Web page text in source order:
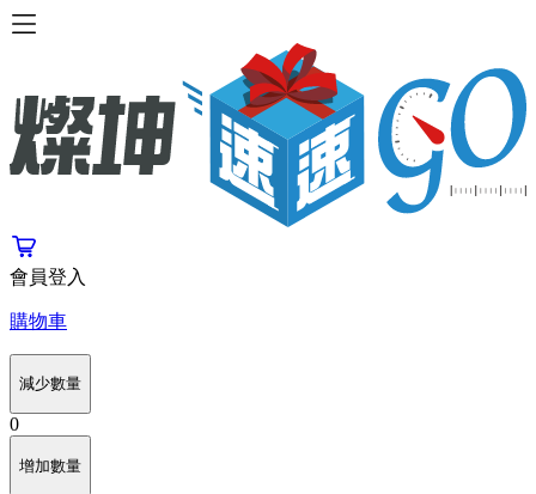
會員登入
購物車
減少數量
0
增加數量